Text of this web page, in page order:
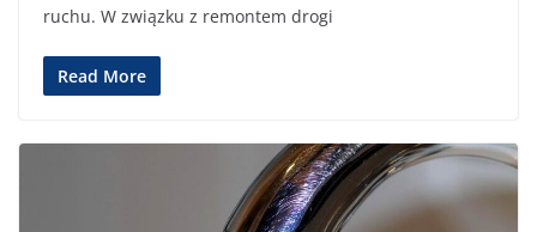
ruchu. W związku z remontem drogi
Read More